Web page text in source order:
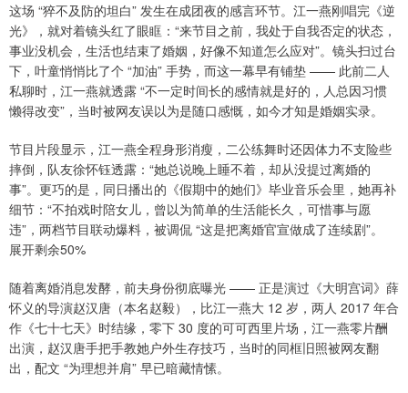
这场 “猝不及防的坦白” 发生在成团夜的感言环节。江一燕刚唱完《逆
光》，就对着镜头红了眼眶：“来节目之前，我处于自我否定的状态，
事业没机会，生活也结束了婚姻，好像不知道怎么应对”。镜头扫过台
下，叶童悄悄比了个 “加油” 手势，而这一幕早有铺垫 —— 此前二人
私聊时，江一燕就透露 “不一定时间长的感情就是好的，人总因习惯
懒得改变”，当时被网友误以为是随口感慨，如今才知是婚姻实录。
节目片段显示，江一燕全程身形消瘦，二公练舞时还因体力不支险些
摔倒，队友徐怀钰透露：“她总说晚上睡不着，却从没提过离婚的
事”。更巧的是，同日播出的《假期中的她们》毕业音乐会里，她再补
细节：“不拍戏时陪女儿，曾以为简单的生活能长久，可惜事与愿
违”，两档节目联动爆料，被调侃 “这是把离婚官宣做成了连续剧”。
展开剩余50%
随着离婚消息发酵，前夫身份彻底曝光 —— 正是演过《大明宫词》薛
怀义的导演赵汉唐（本名赵毅），比江一燕大 12 岁，两人 2017 年合
作《七十七天》时结缘，零下 30 度的可可西里片场，江一燕零片酬
出演，赵汉唐手把手教她户外生存技巧，当时的同框旧照被网友翻
出，配文 “为理想并肩” 早已暗藏情愫。